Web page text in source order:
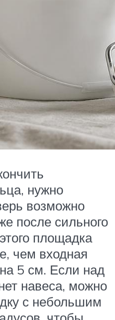
нужно
возможно
после сильного
площадка
чем входная
5 см. Если над
навеса, можно
с небольшим